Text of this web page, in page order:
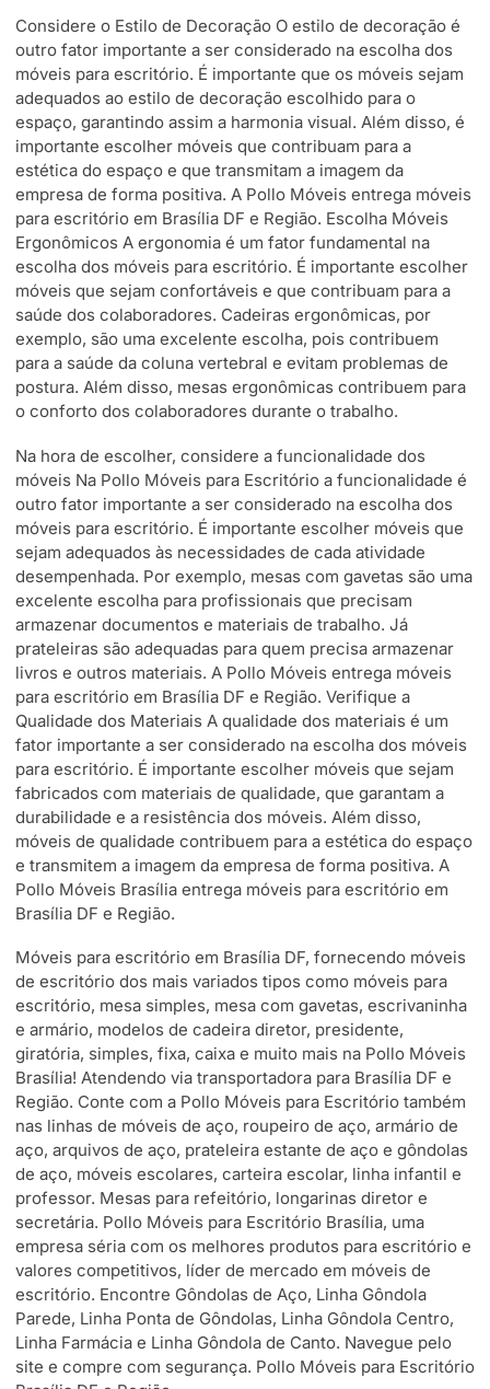
Considere o Estilo de Decoração O estilo de decoração é
outro fator importante a ser considerado na escolha dos
móveis para escritório. É importante que os móveis sejam
adequados ao estilo de decoração escolhido para o
espaço, garantindo assim a harmonia visual. Além disso, é
importante escolher móveis que contribuam para a
estética do espaço e que transmitam a imagem da
empresa de forma positiva. A Pollo Móveis entrega móveis
para escritório em Brasília DF e Região. Escolha Móveis
Ergonômicos A ergonomia é um fator fundamental na
escolha dos móveis para escritório. É importante escolher
móveis que sejam confortáveis e que contribuam para a
saúde dos colaboradores. Cadeiras ergonômicas, por
exemplo, são uma excelente escolha, pois contribuem
para a saúde da coluna vertebral e evitam problemas de
postura. Além disso, mesas ergonômicas contribuem para
o conforto dos colaboradores durante o trabalho.
Na hora de escolher, considere a funcionalidade dos
móveis Na Pollo Móveis para Escritório a funcionalidade é
outro fator importante a ser considerado na escolha dos
móveis para escritório. É importante escolher móveis que
sejam adequados às necessidades de cada atividade
desempenhada. Por exemplo, mesas com gavetas são uma
excelente escolha para profissionais que precisam
armazenar documentos e materiais de trabalho. Já
prateleiras são adequadas para quem precisa armazenar
livros e outros materiais. A Pollo Móveis entrega móveis
para escritório em Brasília DF e Região. Verifique a
Qualidade dos Materiais A qualidade dos materiais é um
fator importante a ser considerado na escolha dos móveis
para escritório. É importante escolher móveis que sejam
fabricados com materiais de qualidade, que garantam a
durabilidade e a resistência dos móveis. Além disso,
móveis de qualidade contribuem para a estética do espaço
e transmitem a imagem da empresa de forma positiva. A
Pollo Móveis Brasília entrega móveis para escritório em
Brasília DF e Região.
Móveis para escritório em Brasília DF, fornecendo móveis
de escritório dos mais variados tipos como móveis para
escritório, mesa simples, mesa com gavetas, escrivaninha
e armário, modelos de cadeira diretor, presidente,
giratória, simples, fixa, caixa e muito mais na Pollo Móveis
Brasília! Atendendo via transportadora para Brasília DF e
Região. Conte com a Pollo Móveis para Escritório também
nas linhas de móveis de aço, roupeiro de aço, armário de
aço, arquivos de aço, prateleira estante de aço e gôndolas
de aço, móveis escolares, carteira escolar, linha infantil e
professor. Mesas para refeitório, longarinas diretor e
secretária. Pollo Móveis para Escritório Brasília, uma
empresa séria com os melhores produtos para escritório e
valores competitivos, líder de mercado em móveis de
escritório. Encontre Gôndolas de Aço, Linha Gôndola
Parede, Linha Ponta de Gôndolas, Linha Gôndola Centro,
Linha Farmácia e Linha Gôndola de Canto. Navegue pelo
site e compre com segurança. Pollo Móveis para Escritório